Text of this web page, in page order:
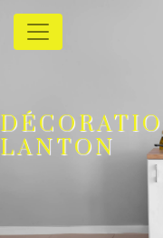
Panneau de gestion
LANTON